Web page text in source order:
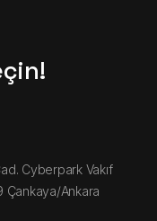
Cyberpark Vakıf
Çankaya/Ankara